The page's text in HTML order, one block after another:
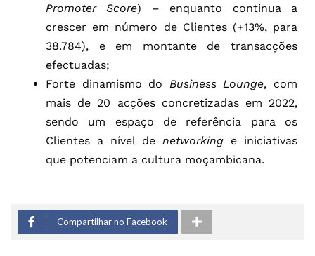
Promoter Score) – enquanto continua a
crescer em número de Clientes (+13%, para
38.784), e em montante de transacções
efectuadas;
Forte dinamismo do Business Lounge, com
mais de 20 acções concretizadas em 2022,
sendo um espaço de referência para os
Clientes a nível de networking e iniciativas
que potenciam a cultura moçambicana.
Compartilhar no Facebook